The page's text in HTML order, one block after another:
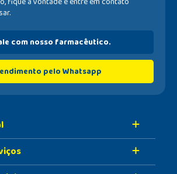
com nosso farmacêutico.
pelo Whatsapp
Drogaria